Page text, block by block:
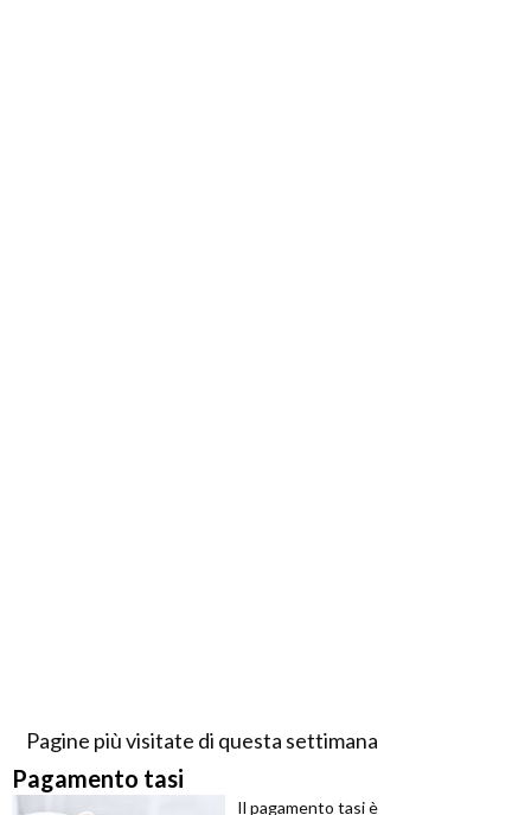
Pagine più visitate di questa settimana
Pagamento tasi
Il pagamento tasi è